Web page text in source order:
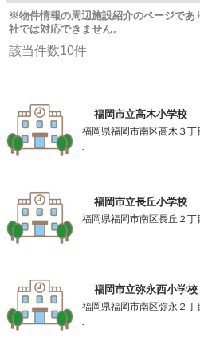
※物件情報の周辺施設紹介のページであ
社では対応できません。
該当件数10件
福岡市立高木小学校
福岡県福岡市南区高木３丁
-
福岡市立長丘小学校
福岡県福岡市南区長丘２丁
-
福岡市立弥永西小学校
福岡県福岡市南区弥永２丁
-